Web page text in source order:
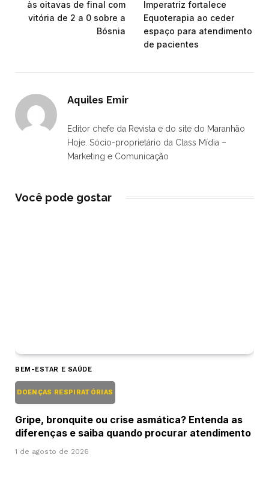
às oitavas de final com
vitória de 2 a 0 sobre a
Bósnia
Imperatriz fortalece
Equoterapia ao ceder
espaço para atendimento
de pacientes
Aquiles Emir
Editor chefe da Revista e do site do Maranhão
Hoje. Sócio-proprietário da Class Mídia –
Marketing e Comunicação
Você pode gostar
BEM-ESTAR E SAÚDE
DOENÇAS RESPIRATÓRIAS
Gripe, bronquite ou crise asmática? Entenda as
diferenças e saiba quando procurar atendimento
1 de agosto de 2026